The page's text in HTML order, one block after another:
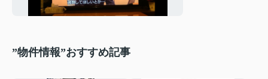
”物件情報”おすすめ記事